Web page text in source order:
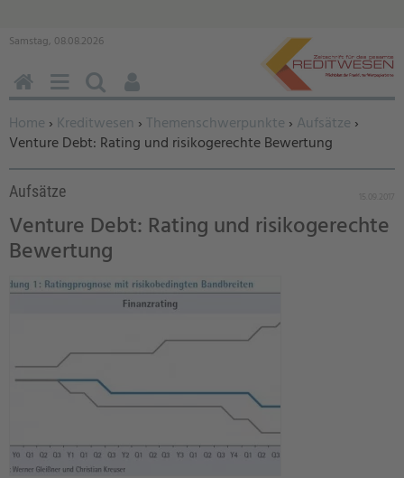
Samstag, 08.08.2026
Sie befinden sich hier:
Home › Kreditwesen › Themenschwerpunkte › Aufsätze ›
Venture Debt: Rating und risikogerechte Bewertung
Aufsätze
Venture Debt: Rating und risikogerechte
Bewertung
HOMEMENÜSUCHEN
BENUTZERFUNKTIONEN